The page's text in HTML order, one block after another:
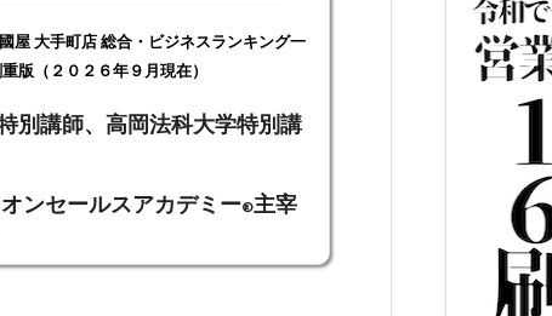
屋 大手町店 総合・ビジネスランキング一
版（２０２６年９月現在）
別講師、高岡法科大学特別講
オンセールスアカデミー®主宰